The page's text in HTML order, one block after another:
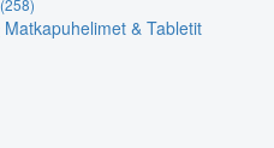
Matkapuhelimet & Tabletit